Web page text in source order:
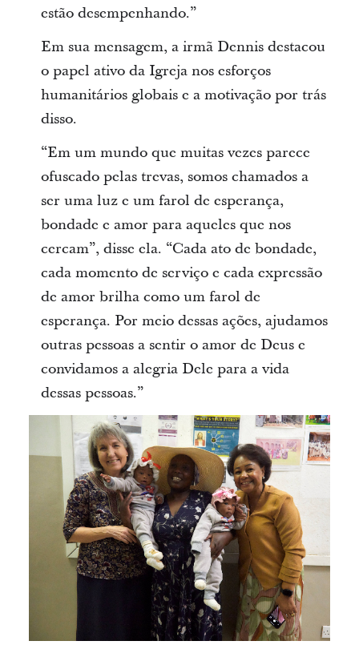
estão desempenhando.”
Em sua mensagem, a irmã Dennis destacou
o papel ativo da Igreja nos esforços
humanitários globais e a motivação por trás
disso.
“Em um mundo que muitas vezes parece
ofuscado pelas trevas, somos chamados a
ser uma luz e um farol de esperança,
bondade e amor para aqueles que nos
cercam”, disse ela. “Cada ato de bondade,
cada momento de serviço e cada expressão
de amor brilha como um farol de
esperança. Por meio dessas ações, ajudamos
outras pessoas a sentir o amor de Deus e
convidamos a alegria Dele para a vida
dessas pessoas.”